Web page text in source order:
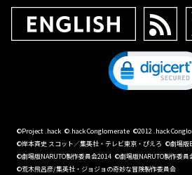
©Project .hack ©.hack Conglomerate ©2012 .hack
©岸本斉史 スコット／集英社・テレビ東京・ぴえろ ©劇場版
©劇場版NARUTO製作委員会2014 ©劇場版NARUTO製作委員
©荒木飛呂彦/集英社・ジョジョの奇妙な冒険製作委員会